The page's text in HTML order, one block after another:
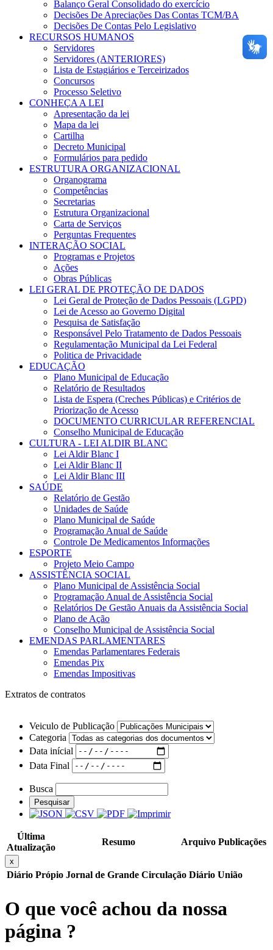
Balanço Geral Consolidado do exercício
Decisões De Apreciações Das Contas TCM/BA
Decisões De Contas Pelo Legislativo
RECURSOS HUMANOS
Servidores
Servidores (ANTERIORES)
Lista de Estagiários e Terceirizados
Concursos
Processo Seletivo
CONHEÇA A LEI
Apresentação da lei
Mapa da lei
Cartilha
Decreto Municipal
Formulários para pedido
ESTRUTURA ORGANIZACIONAL
Organograma
Competências
Secretarias
Estrutura Organizacional
Carta de Serviços
Perguntas Frequentes
INTERAÇÃO SOCIAL
Programas e Projetos
Ações
Obras Públicas
LEI GERAL DE PROTEÇÃO DE DADOS
Lei Geral de Proteção de Dados Pessoais (LGPD)
Lei de Acesso ao Governo Digital
Pesquisa de Satisfação
Responsável Pelo Tratamento de Dados Pessoais
Regulamentação Municipal da Lei Federal
Politica de Privacidade
EDUCAÇÃO
Plano Municipal de Educação
Relatório de Resultados
Lista de Espera (Creches Públicas) e Critérios de
Priorização de Acesso
DOCUMENTO CURRICULAR REFERENCIAL
Conselho Municipal de Educação
CULTURA - LEI ALDIR BLANC
Lei Aldir Blanc I
Lei Aldir Blanc II
Lei Aldir Blanc III
SAÚDE
Relatório de Gestão
Unidades de Saúde
Plano Municipal de Saúde
Programação Anual de Saúde
Controle De Medicamentos Informações
ESPORTE
Projeto Meio Campo
ASSISTÊNCIA SOCIAL
Plano Municipal de Assistência Social
Programação Anual de Assistência Social
Relatórios De Gestão Anuais da Assistência Social
Plano de Ação
Conselho Municipal de Assistência Social
EMENDAS PARLAMENTARES
Emendas Parlamentares Federais
Emendas Pix
Emendas Impositivas
Extratos de contratos
Veiculo de Publicação
Categoria
Data inícial
Data Final
Busca
Pesquisar
Última
Atualização
Resumo Arquivo Publicações
x
Diário Própio Jornal de Grande Circulação Diário União
O que você achou da nossa
página ?